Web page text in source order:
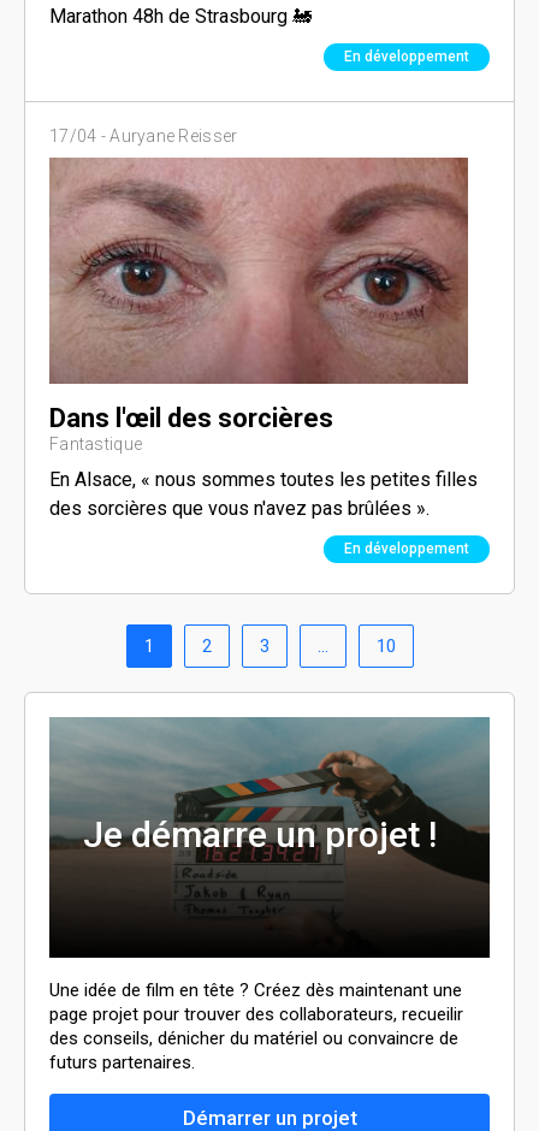
Marathon 48h de Strasbourg 🚂
En développement
17/04 -Auryane Reisser
Dans l'œil des sorcières
Fantastique
En Alsace, « nous sommes toutes les petites filles
des sorcières que vous n'avez pas brûlées ».
En développement
1 2 3 … 10
Je démarre un projet !
Une idée de film en tête ? Créez dès maintenant une
page projet pour trouver des collaborateurs, recueilir
des conseils, dénicher du matériel ou convaincre de
futurs partenaires.
Démarrer un projet